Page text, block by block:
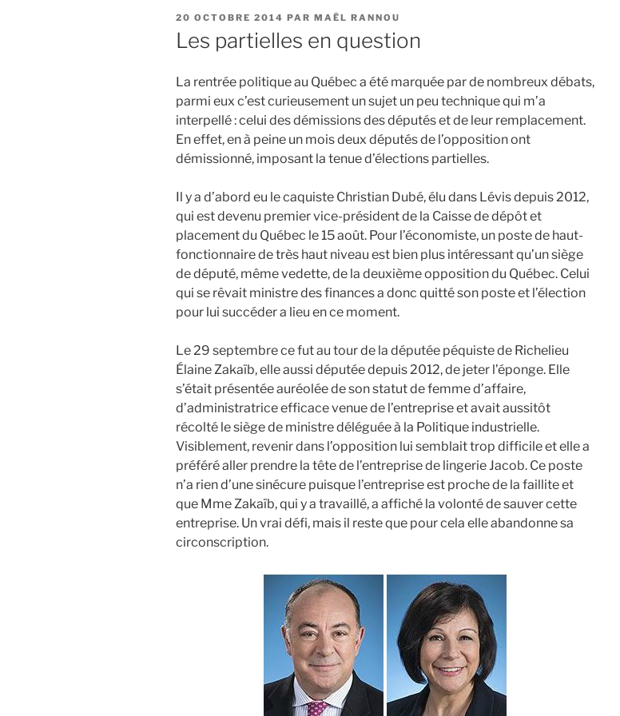
PUBLIÉ
LE
20 OCTOBRE 2014 PAR MAËL RANNOU
Les partielles en question
La rentrée politique au Québec a été marquée par de nombreux débats,
parmi eux c’est curieusement un sujet un peu technique qui m’a
interpellé : celui des démissions des députés et de leur remplacement.
En effet, en à peine un mois deux députés de l’opposition ont
démissionné, imposant la tenue d’élections partielles.
Il y a d’abord eu le caquiste Christian Dubé, élu dans Lévis depuis 2012,
qui est devenu premier vice-président de la Caisse de dépôt et
placement du Québec le 15 août. Pour l’économiste, un poste de haut-
fonctionnaire de très haut niveau est bien plus intéressant qu’un siège
de député, même vedette, de la deuxième opposition du Québec. Celui
qui se rêvait ministre des finances a donc quitté son poste et l’élection
pour lui succéder a lieu en ce moment.
Le 29 septembre ce fut au tour de la députée péquiste de Richelieu
Élaine Zakaïb, elle aussi députée depuis 2012, de jeter l’éponge. Elle
s’était présentée auréolée de son statut de femme d’affaire,
d’administratrice efficace venue de l’entreprise et avait aussitôt
récolté le siège de ministre déléguée à la Politique industrielle.
Visiblement, revenir dans l’opposition lui semblait trop difficile et elle a
préféré aller prendre la tête de l’entreprise de lingerie Jacob. Ce poste
n’a rien d’une sinécure puisque l’entreprise est proche de la faillite et
que Mme Zakaïb, qui y a travaillé, a affiché la volonté de sauver cette
entreprise. Un vrai défi, mais il reste que pour cela elle abandonne sa
circonscription.